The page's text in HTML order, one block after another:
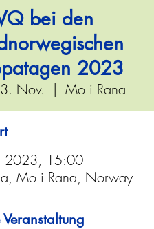
bei den
2023
Nov.
  |
Mo i Rana
2023, 15:00
Mo i Rana, Norway